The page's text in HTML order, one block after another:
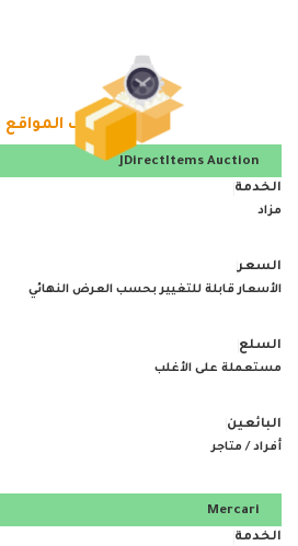
تصنيف المواقع
JDirectItems Auction
مزاد
الأسعار قابلة للتغيير بحسب العرض النهائي
مستعملة على الأغلب
أفراد / متاجر
Mercari